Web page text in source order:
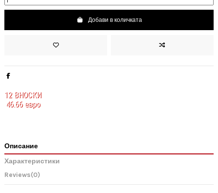
Добави в количката
12 ВНОСКИ
46.66 евро
Описание
Характеристики
Reviews(0)